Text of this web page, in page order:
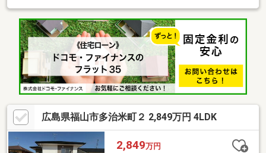
アーは【その場確定！ 見学予約する（無料）からご予約下さ
い】〇●〇●〇●〇●〇●〇●〇●〇●〇●〇●〇●〇●〇●◇家事ラク設
備のオール電化 環境と家計に優しいオール電化仕様で食洗機
や IHクッキングヒーター、浴室乾燥機など先進の家事ラク設備
が標準装備 大容量のウォークインクローゼットをはじめ全居室
に収納を完備◇暮らしを支える充実の周辺環境 西保育所まで徒
歩3分、セブン徒歩5分
広島県福山市多治米町２ 2,849万円 4LDK
2,849万円